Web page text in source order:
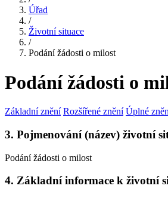
Úřad
/
Životní situace
/
Podání žádosti o milost
Podání žádosti o
Základní znění Rozšířené znění Úplné
3. Pojmenování (název) životní
Podání žádosti o milost
4. Základní informace k životní